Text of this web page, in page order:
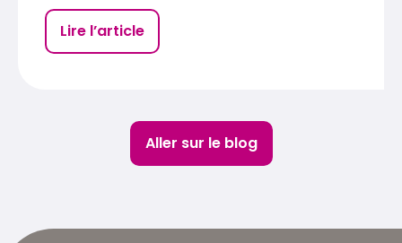
Lire l’article
Aller sur le blog